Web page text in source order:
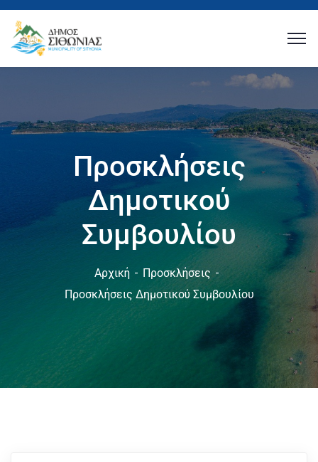
Προσκλήσεις
Δημοτικού
Συμβουλίου
Αρχική
Προσκλήσεις
Προσκλήσεις Δημοτικού Συμβουλίου